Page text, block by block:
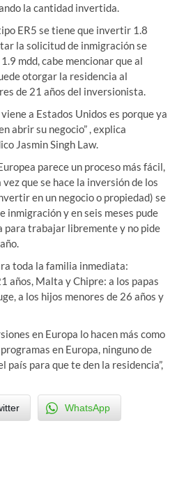
la cantidad invertida.
ER5 se tiene que invertir 1.8
la solicitud de inmigración se
mdd, cabe mencionar que al
otorgar la residencia al
de 21 años del inversionista.
a Estados Unidos es porque ya
abrir su negocio” , explica
Jasmin Singh Law.
parece un proceso más fácil,
que se hace la inversión de los
en un negocio o propiedad) se
inmigración y en seis meses pude
para trabajar libremente y no pide
toda la familia inmediata:
años, Malta y Chipre: a los papas
a los hijos menores de 26 años y
en Europa lo hacen más como
en Europa, ninguno de
país para que te den la residencia”,
WhatsApp